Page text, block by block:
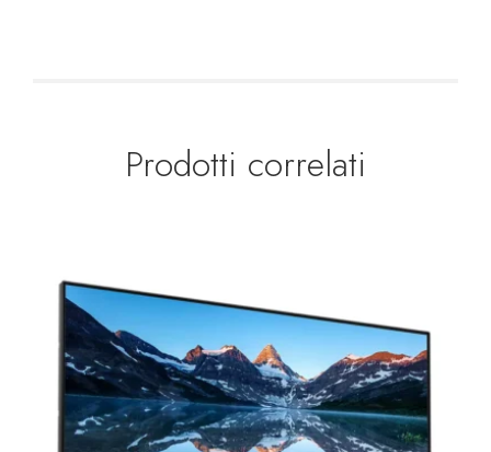
Prodotti correlati